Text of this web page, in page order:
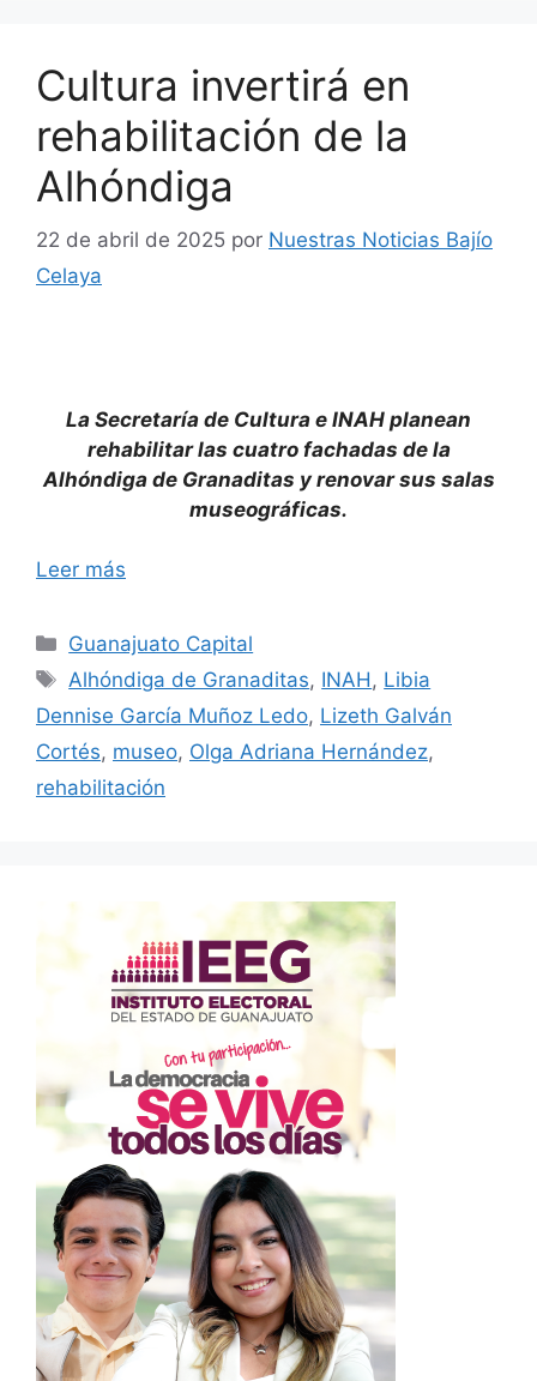
Cultura invertirá en
rehabilitación de la
Alhóndiga
22 de abril de 2025 por Nuestras Noticias Bajío
Celaya
La Secretaría de Cultura e INAH planean
rehabilitar las cuatro fachadas de la
Alhóndiga de Granaditas y renovar sus salas
museográficas.
Leer más
Categorías
Guanajuato Capital
Etiquetas
Alhóndiga de Granaditas, INAH, Libia
Dennise García Muñoz Ledo, Lizeth Galván
Cortés, museo, Olga Adriana Hernández,
rehabilitación